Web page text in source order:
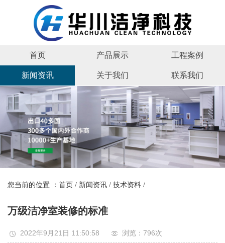
首页 产品展示 工程案例
新闻资讯 关于我们 联系我们
您当前的位置 ： 首页 / 新闻资讯 / 技术资料 /
万级洁净室装修的标准
2022年9月21日 11:50:58 浏览：796次